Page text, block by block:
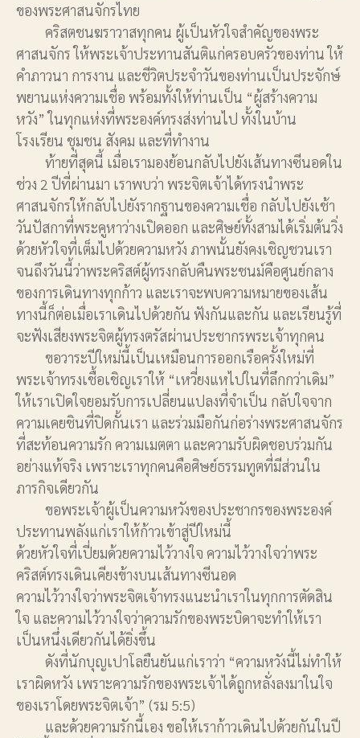
ของพระศาสนจักรไทย
คริสตชนฆราวาสทุกคน ผู้เป็นหัวใจสำคัญของพระ
ศาสนจักร ให้พระเจ้าประทานสันติแก่ครอบครัวของท่าน ให้
คำภาวนา การงาน และชีวิตประจำวันของท่านเป็นประจักษ์
พยานแห่งความเชื่อ พร้อมทั้งให้ท่านเป็น “ผู้สร้างความ
หวัง” ในทุกแห่งที่พระองค์ทรงส่งท่านไป ทั้งในบ้าน
โรงเรียน ชุมชน สังคม และที่ทำงาน
ท้ายที่สุดนี้ เมื่อเรามองย้อนกลับไปยังเส้นทางซีนอดใน
ช่วง 2 ปีที่ผ่านมา เราพบว่า พระจิตเจ้าได้ทรงนำพระ
ศาสนจักรให้กลับไปยังรากฐานของความเชื่อ กลับไปยังเช้า
วันปัสกาที่พระคูหาว่างเปิดออก และศิษย์ทั้งสามได้เริ่มต้นวิ่ง
ด้วยหัวใจที่เต็มไปด้วยความหวัง ภาพนั้นยังคงเชิญชวนเรา
จนถึงวันนี้ว่าพระคริสต์ผู้ทรงกลับคืนพระชนม์คือศูนย์กลาง
ของการเดินทางทุกก้าว และเราจะพบความหมายของเส้น
ทางนี้ก็ต่อเมื่อเราเดินไปด้วยกัน ฟังกันและกัน และเรียนรู้ที่
จะฟังเสียงพระจิตผู้ทรงตรัสผ่านประชากรพระเจ้าทุกคน
ขอวาระปีใหม่นี้เป็นเหมือนการออกเรือครั้งใหม่ที่
พระเจ้าทรงเชื้อเชิญเราให้ “เหวี่ยงแหไปในที่ลึกกว่าเดิม”
ให้เราเปิดใจยอมรับการเปลี่ยนแปลงที่จำเป็น กลับใจจาก
ความเคยชินที่ปิดกั้นเรา และร่วมมือกันก่อร่างพระศาสนจักร
ที่สะท้อนความรัก ความเมตตา และความรับผิดชอบร่วมกัน
อย่างแท้จริง เพราะเราทุกคนคือศิษย์ธรรมทูตที่มีส่วนใน
ภารกิจเดียวกัน
ขอพระเจ้าผู้เป็นความหวังของประชากรของพระองค์
ประทานพลังแก่เราให้ก้าวเข้าสู่ปีใหม่นี้
ด้วยหัวใจที่เปี่ยมด้วยความไว้วางใจ ความไว้วางใจว่าพระ
คริสต์ทรงเดินเคียงข้างบนเส้นทางซีนอด
ความไว้วางใจว่าพระจิตเจ้าทรงแนะนำเราในทุกการตัดสิน
ใจ และความไว้วางใจว่าความรักของพระบิดาจะทำให้เรา
เป็นหนึ่งเดียวกันได้ยิ่งขึ้น
ดังที่นักบุญเปาโลยืนยันแก่เราว่า “ความหวังนี้ไม่ทำให้
เราผิดหวัง เพราะความรักของพระเจ้าได้ถูกหลั่งลงมาในใจ
ของเราโดยพระจิตเจ้า” (รม 5:5)
และด้วยความรักนี้เอง ขอให้เราก้าวเดินไปด้วยกันในปี